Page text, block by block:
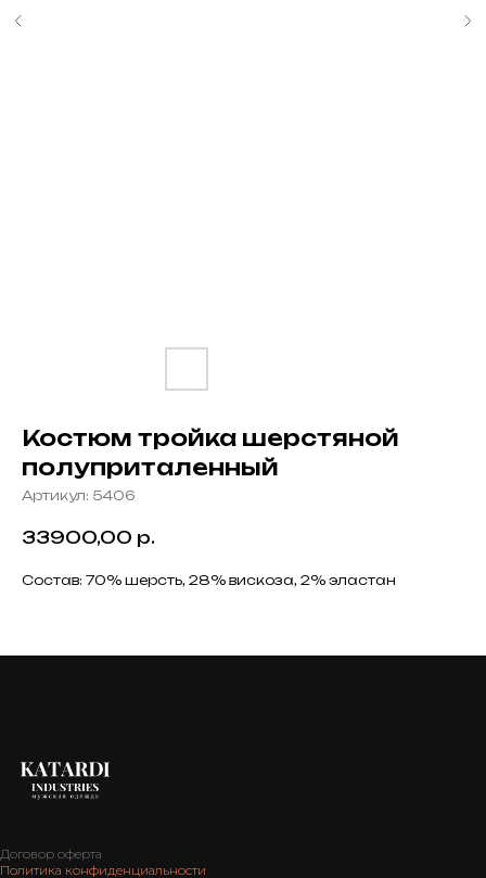
Костюм тройка шерстяной
полуприталенный
Артикул: 5406
33900,00 р.
Состав: 70% шерсть, 28% вискоза, 2% эластан
Договор оферта
Политика конфиденциальности